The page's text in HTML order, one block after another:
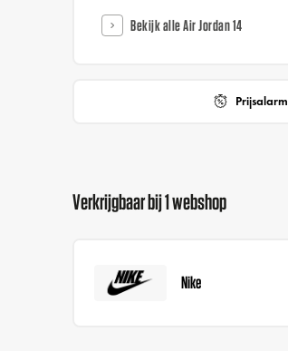
Bekijk alle Air Jordan 14
Prijsalarm
Verkrijgbaar bij 1 webshop
Nike